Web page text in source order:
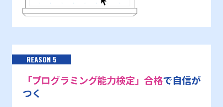
REASON 5
「プログラミング能力検定」合格で自信が
つく